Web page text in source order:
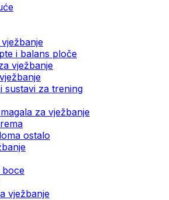
i balans ploče
vježbanje
sustavi za trening
za vježbanje
ostalo
boce
vježbanje